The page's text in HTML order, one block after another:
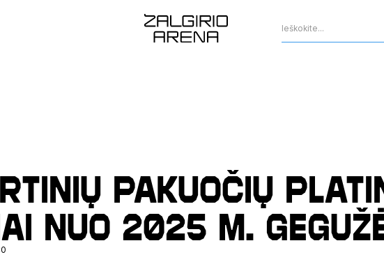
pakuočių
nuo 2025 m.